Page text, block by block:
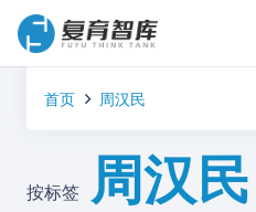
首页 周汉民
按标签 周汉民